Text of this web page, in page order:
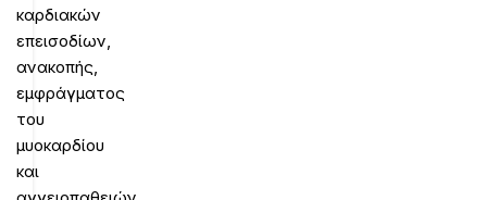
καρδιακών
επεισοδίων,
ανακοπής,
εμφράγματος
του
μυοκαρδίου
και